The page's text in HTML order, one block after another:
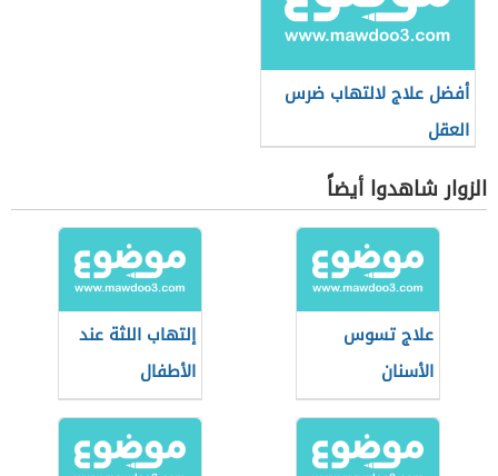
أفضل علاج لالتهاب ضرس
العقل
الزوار شاهدوا أيضاً
علاج تسوس
الأسنان
إلتهاب اللثة عند
الأطفال